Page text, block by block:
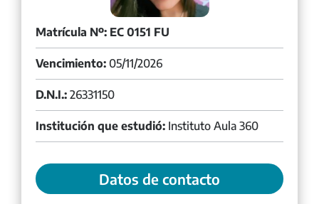
Matrícula Nº: EC 0151 FU
Vencimiento: 05/11/2026
D.N.I.: 26331150
Institución que estudió: Instituto Aula 360
Datos de contacto